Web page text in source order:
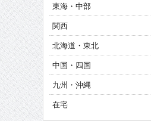
東海・中部
関西
北海道・東北
中国・四国
九州・沖縄
在宅